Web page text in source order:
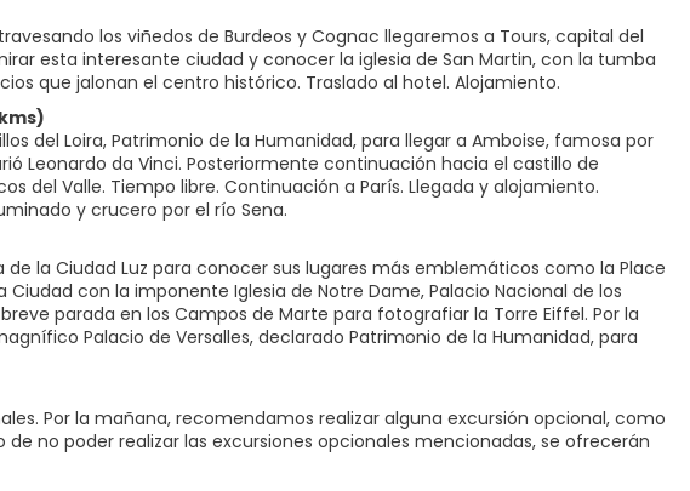
los viñedos de Burdeos y Cognac llegaremos a Tours, capital del
esta interesante ciudad y conocer la iglesia de San Martin, con la tumba
que jalonan el centro histórico. Traslado al hotel. Alojamiento.
del Loira, Patrimonio de la Humanidad, para llegar a Amboise, famosa por
Leonardo da Vinci. Posteriormente continuación hacia el castillo de
del Valle. Tiempo libre. Continuación a París. Llegada y alojamiento.
y crucero por el río Sena.
la Ciudad Luz para conocer sus lugares más emblemáticos como la Place
Ciudad con la imponente Iglesia de Notre Dame, Palacio Nacional de los
parada en los Campos de Marte para fotografiar la Torre Eiffel. Por la
Palacio de Versalles, declarado Patrimonio de la Humanidad, para
Por la mañana, recomendamos realizar alguna excursión opcional, como
no poder realizar las excursiones opcionales mencionadas, se ofrecerán